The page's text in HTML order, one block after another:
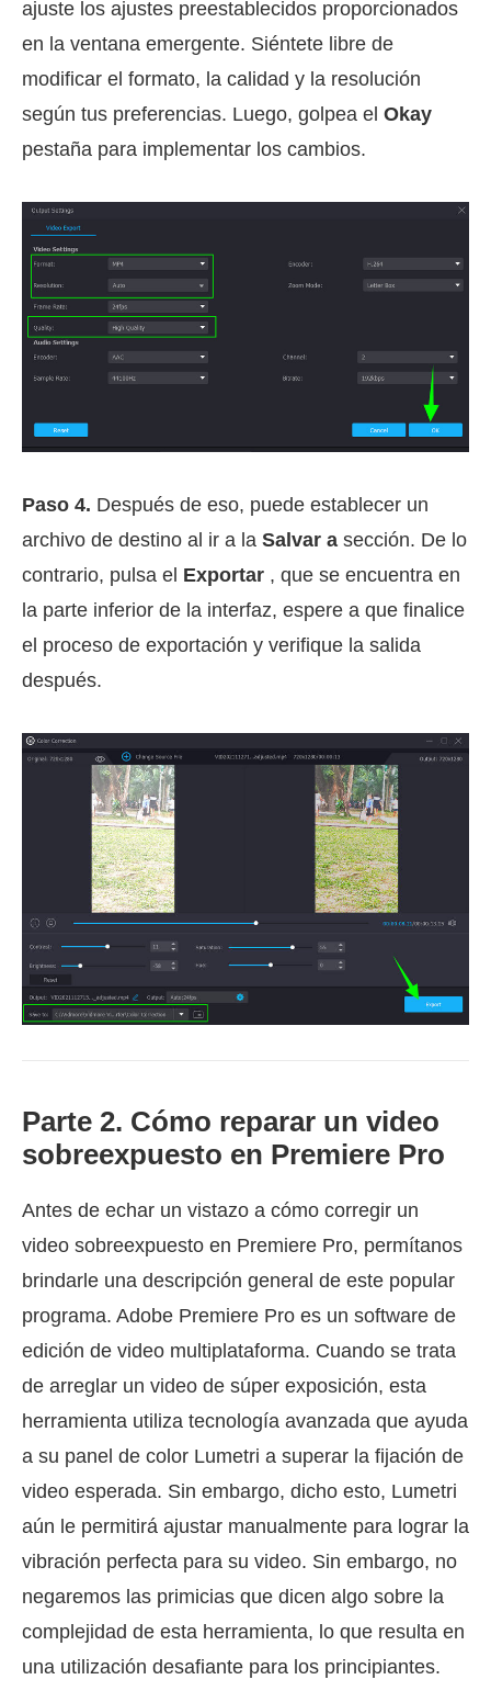
ajuste los ajustes preestablecidos proporcionados
en la ventana emergente. Siéntete libre de
modificar el formato, la calidad y la resolución
según tus preferencias. Luego, golpea el Okay
pestaña para implementar los cambios.
Paso 4. Después de eso, puede establecer un
archivo de destino al ir a la Salvar a sección. De lo
contrario, pulsa el Exportar , que se encuentra en
la parte inferior de la interfaz, espere a que finalice
el proceso de exportación y verifique la salida
después.
Parte 2. Cómo reparar un video
sobreexpuesto en Premiere Pro
Antes de echar un vistazo a cómo corregir un
video sobreexpuesto en Premiere Pro, permítanos
brindarle una descripción general de este popular
programa. Adobe Premiere Pro es un software de
edición de video multiplataforma. Cuando se trata
de arreglar un video de súper exposición, esta
herramienta utiliza tecnología avanzada que ayuda
a su panel de color Lumetri a superar la fijación de
video esperada. Sin embargo, dicho esto, Lumetri
aún le permitirá ajustar manualmente para lograr la
vibración perfecta para su video. Sin embargo, no
negaremos las primicias que dicen algo sobre la
complejidad de esta herramienta, lo que resulta en
una utilización desafiante para los principiantes.